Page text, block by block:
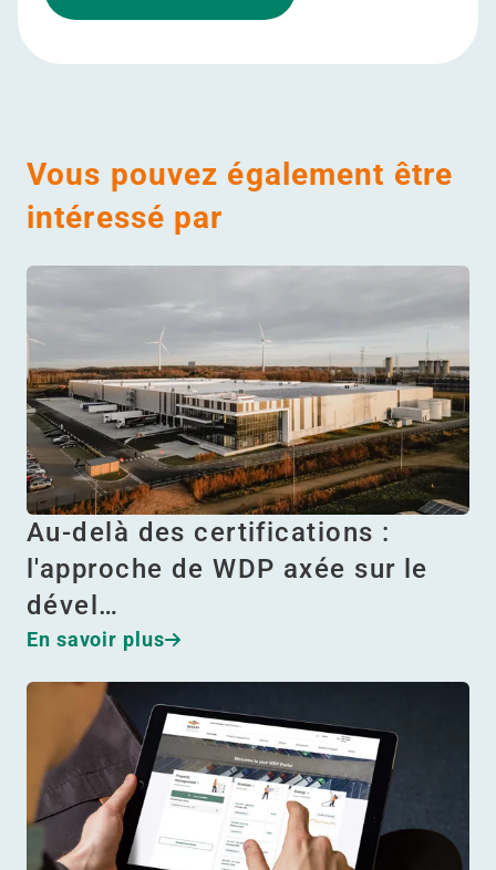
Vous pouvez également être
intéressé par
Au-delà des certifications :
l'approche de WDP axée sur le
dével…
En savoir plus